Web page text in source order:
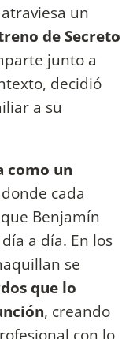
un
de Secreto
junto a
decidió
a su
como un
cada
Benjamín
a día. En los
se
que lo
, creando
con lo